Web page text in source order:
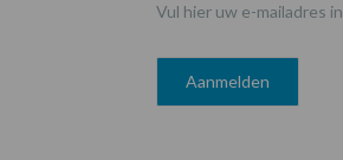
Vul hier uw e-mailadres in